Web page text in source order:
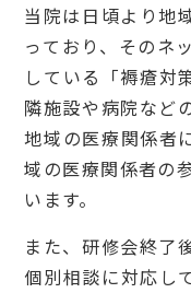
当院は日頃より地
っており、そのネ
している「褥瘡対
隣施設や病院など
地域の医療関係者
域の医療関係者の
います。
また、研修会終了
個別相談に対応し